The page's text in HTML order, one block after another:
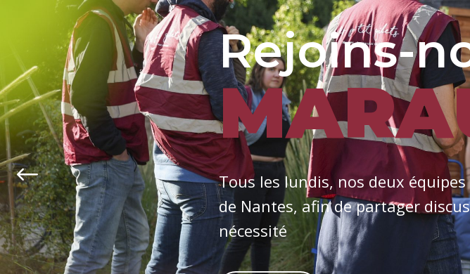
Rejoins-n
Tous les lundis, nos deux
de Nantes, afin de partager
nécessité
MARA